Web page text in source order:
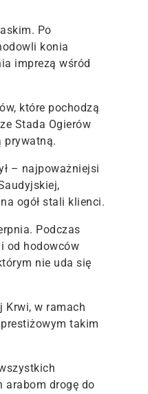
Po
konia
imprezą wśród
które pochodzą
Stada Ogierów
prywatną.
– najpoważniejsi
ogół stali klienci.
Podczas
od hodowców
nie uda się
Krwi, w ramach
takim
arabom drogę do